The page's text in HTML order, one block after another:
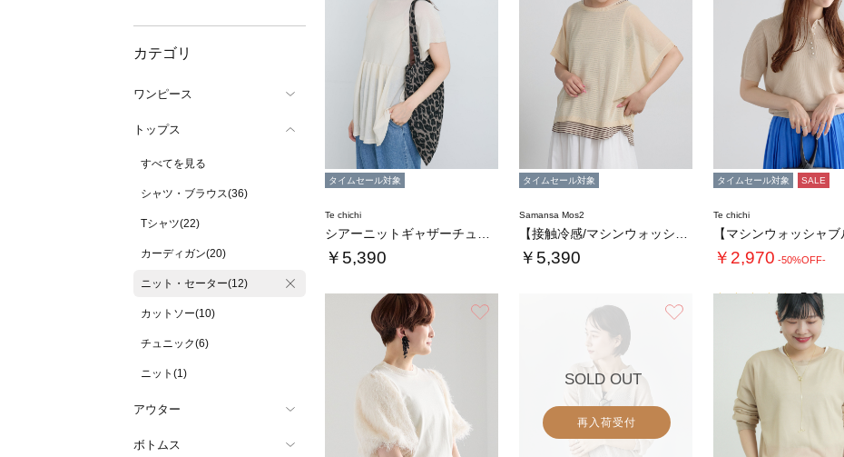
カテゴリ
ワンピース
トップス
すべてを見る
シャツ・ブラウス(36)
Tシャツ(22)
カーディガン(20)
ニット・セーター(12)
カットソー(10)
チュニック(6)
ニット(1)
アウター
ボトムス
タイムセール対象
Te chichi
￥5,390
タイムセール対象
Samansa Mos2
￥5,390
タイムセール対象 SALE
Te chichi
￥2,970 -50%OFF-
5.0（1
SOLD OUT
再入荷受付